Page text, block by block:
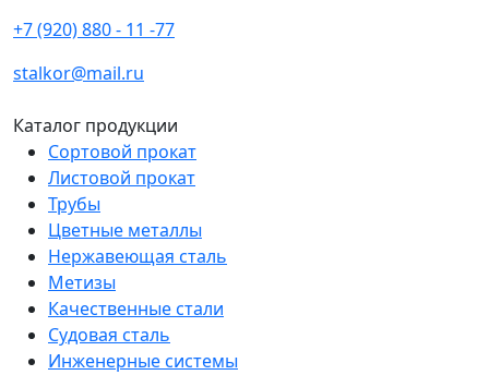
+7 (920) 880 - 11 -77
stalkor@mail.ru
Каталог продукции
Сортовой прокат
Листовой прокат
Трубы
Цветные металлы
Нержавеющая сталь
Метизы
Качественные стали
Судовая сталь
Инженерные системы